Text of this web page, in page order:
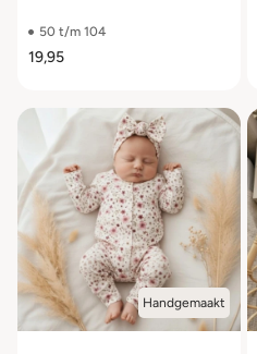
50 t/m 104
19,95
Handgemaakt